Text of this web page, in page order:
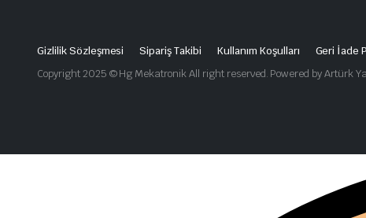
Gizlilik Sözleşmesi Sipariş Takibi Kullanım Koşulları
Geri İade
Copyright 2025 © Hg Mekatronik All right reserved. Powered by Artürk